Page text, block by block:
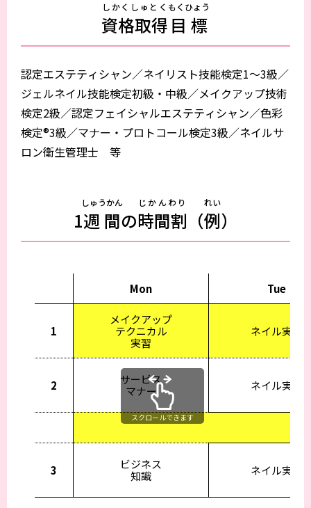
資格取得
しかくしゅとく
目標
もくひょう
認定エステティシャン／ネイリスト技能検定1〜3級／
ジェルネイル技能検定初級・中級／メイクアップ技術
検定2級／認定フェイシャルエステティシャン／色彩
検定®3級／マナー・プロトコール検定3級／ネイルサ
ロン衛生管理士 等
1週間
しゅうかん
の時間割
じかんわり
（例
れい
）
Mon Tue
1
メイクアップ
テクニカル
実習
ネイル実習
2
サービス
マナー
ネイル実習
3
ビジネス
知識
ネイル実習
スクロールできます